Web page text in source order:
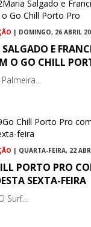
| DOMINGO, 26 ABRIL
E
O GO CHILL
| QUARTA-FEIRA, 22
PORTO PRO
SEXTA-FEIRA
Surf...